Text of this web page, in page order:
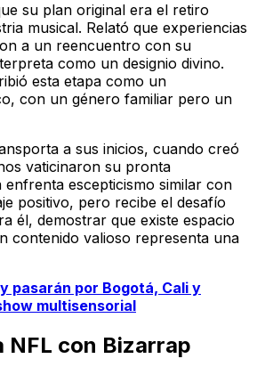
su plan original era el retiro
musical. Relató que experiencias
a un reencuentro con su
como un designio divino.
esta etapa como un
con un género familiar pero un
a sus inicios, cuando creó
vaticinaron su pronta
escepticismo similar con
positivo, pero recibe el desafío
él, demostrar que existe espacio
contenido valioso representa una
pasarán por Bogotá, Cali y
multisensorial
NFL con Bizarrap